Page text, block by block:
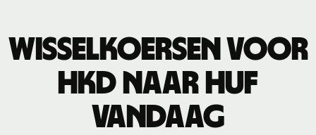
Wisselkoersen voor
HKD naar HUF
vandaag